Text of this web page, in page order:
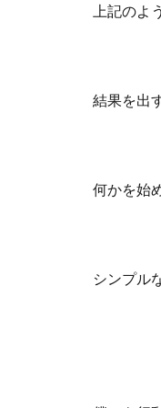
上記のよ
結果を出
何かを始
シンプル